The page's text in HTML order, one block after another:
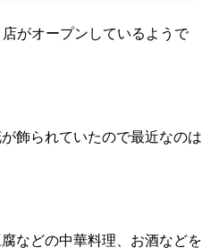
店がオープンしているようで
飾られていたので最近なのは
などの中華料理、お酒などを